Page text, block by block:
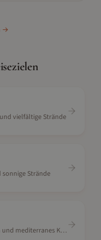
→
vielfältige Strände
Strände
Historische Festungen und mediterranes Klima